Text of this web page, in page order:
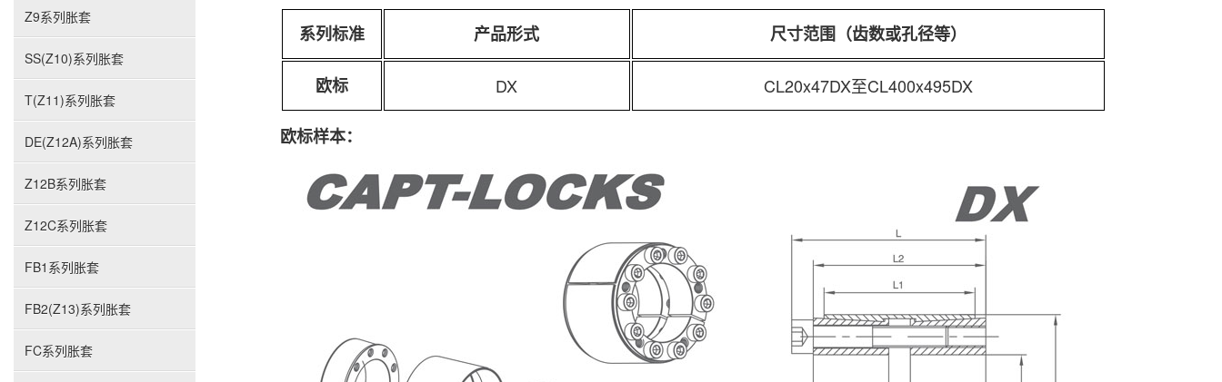
Z9系列胀套
SS(Z10)系列胀套
T(Z11)系列胀套
DE(Z12A)系列胀套
Z12B系列胀套
Z12C系列胀套
FB1系列胀套
FB2(Z13)系列胀套
FC系列胀套
系列标准 产品形式 尺寸范围（齿数或孔径等）
欧标 DX CL20x47DX至CL400x495DX
欧标样本：